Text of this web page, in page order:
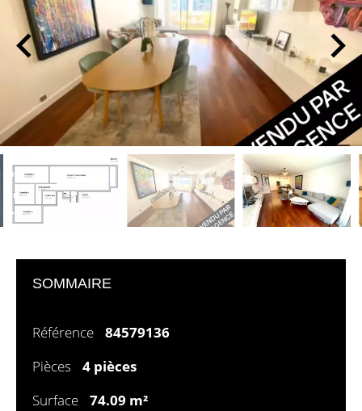
SOMMAIRE
Référence
84579136
Pièces
4 pièces
Surface
74.09 m²